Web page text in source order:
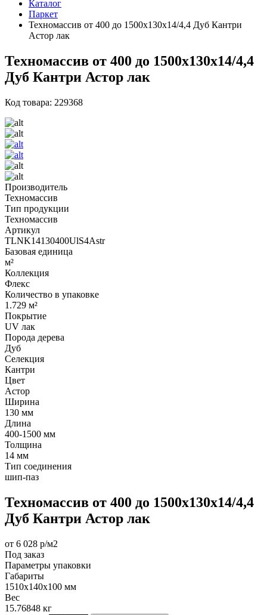
Каталог
Паркет
Техномассив от 400 до 1500х130х14/4,4 Дуб Кантри
Астор лак
Техномассив от 400 до 1500х130х14/4,4
Дуб Кантри Астор лак
Код товара: 229368
Производитель
Техномассив
Тип продукции
Техномассив
Артикул
TLNK14130400UlS4Astr
Базовая единица
м²
Коллекция
Флекс
Количество в упаковке
1.729 м²
Покрытие
UV лак
Порода дерева
Дуб
Селекция
Кантри
Цвет
Астор
Ширина
130 мм
Длина
400-1500 мм
Толщина
14 мм
Тип соединения
шип-паз
Техномассив от 400 до 1500х130х14/4,4
Дуб Кантри Астор лак
от 6 028 р/м2
Под заказ
Параметры упаковки
Габариты
1510х140х100 мм
Вес
15.76848 кг